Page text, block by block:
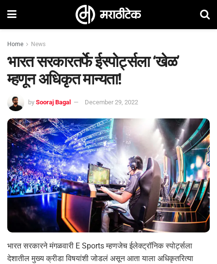
Home News
भारत सरकारतर्फे ईस्पोर्ट्सला ‘खेळ’
म्हणून अधिकृत मान्यता!
by Sooraj Bagal December 29, 2022
भारत सरकारने मंगळवारी E Sports म्हणजेच ईलेक्ट्रॉनिक स्पोर्ट्सला
देशातील मुख्य क्रीडा विषयांशी जोडलं असून आता याला अधिकृतरित्या